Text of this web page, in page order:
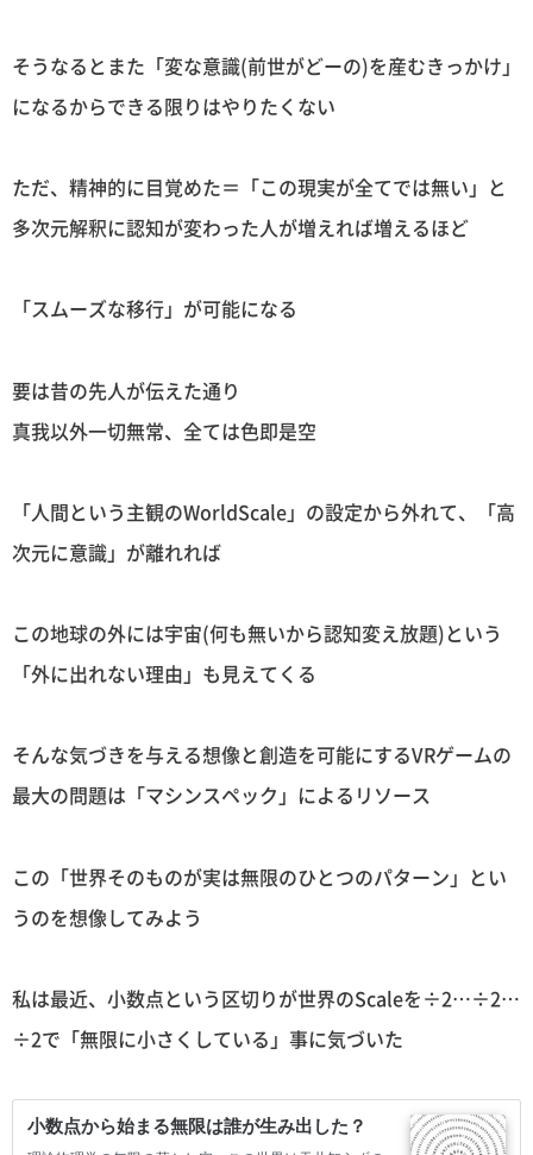
そうなるとまた「変な意識(前世がどーの)を産むきっかけ」
になるからできる限りはやりたくない
ただ、精神的に目覚めた＝「この現実が全てでは無い」と
多次元解釈に認知が変わった人が増えれば増えるほど
「スムーズな移行」が可能になる
要は昔の先人が伝えた通り
真我以外一切無常、全ては色即是空
「人間という主観のWorldScale」の設定から外れて、「高
次元に意識」が離れれば
この地球の外には宇宙(何も無いから認知変え放題)という
「外に出れない理由」も見えてくる
そんな気づきを与える想像と創造を可能にするVRゲームの
最大の問題は「マシンスペック」によるリソース
この「世界そのものが実は無限のひとつのパターン」とい
うのを想像してみよう
私は最近、小数点という区切りが世界のScaleを÷2…÷2…
÷2で「無限に小さくしている」事に気づいた